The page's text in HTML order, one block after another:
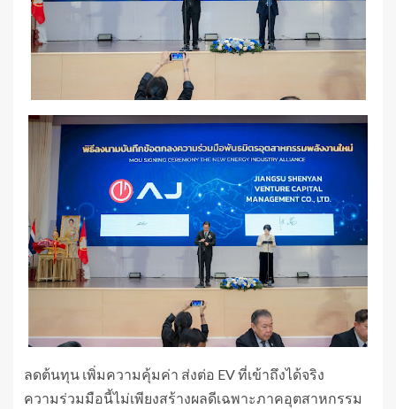
ลดต้นทุน เพิ่มความคุ้มค่า ส่งต่อ EV ที่เข้าถึงได้จริง
ความร่วมมือนี้ไม่เพียงสร้างผลดีเฉพาะภาคอุตสาหกรรม